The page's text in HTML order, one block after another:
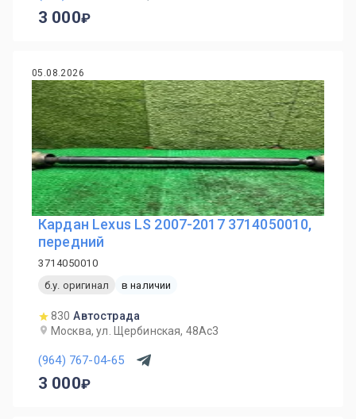
3 000
05.08.2026
Кардан Lexus LS 2007-2017 3714050010,
передний
3714050010
б.у. оригинал
в наличии
830 Автострада
Москва, ул. Щербинская, 48Ас3
(964) 767-04-65
3 000